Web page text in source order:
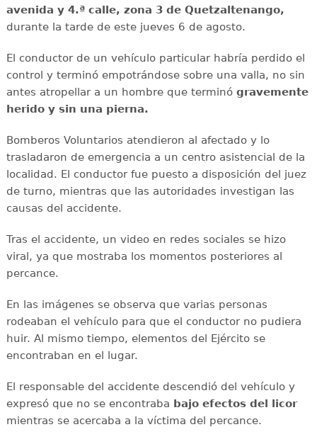
avenida y 4.ª calle, zona 3 de Quetzaltenango,
durante la tarde de este jueves 6 de agosto.
El conductor de un vehículo particular habría perdido el
control y terminó empotrándose sobre una valla, no sin
antes atropellar a un hombre que terminó gravemente
herido y sin una pierna.
Bomberos Voluntarios atendieron al afectado y lo
trasladaron de emergencia a un centro asistencial de la
localidad. El conductor fue puesto a disposición del juez
de turno, mientras que las autoridades investigan las
causas del accidente.
Tras el accidente, un video en redes sociales se hizo
viral, ya que mostraba los momentos posteriores al
percance.
En las imágenes se observa que varias personas
rodeaban el vehículo para que el conductor no pudiera
huir. Al mismo tiempo, elementos del Ejército se
encontraban en el lugar.
El responsable del accidente descendió del vehículo y
expresó que no se encontraba bajo efectos del licor
mientras se acercaba a la víctima del percance.